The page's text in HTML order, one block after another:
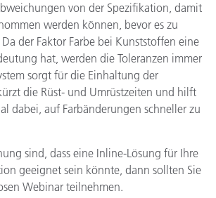
von der Spezifikation, damit
werden können, bevor es zu
der Faktor Farbe bei Kunststoffen eine
hat, werden die Toleranzen immer
sorgt für die Einhaltung der
die Rüst- und Umrüstzeiten und hilft
dabei, auf Farbänderungen schneller zu
sind, dass eine Inline-Lösung für Ihre
geeignet sein könnte, dann sollten Sie
Webinar teilnehmen.